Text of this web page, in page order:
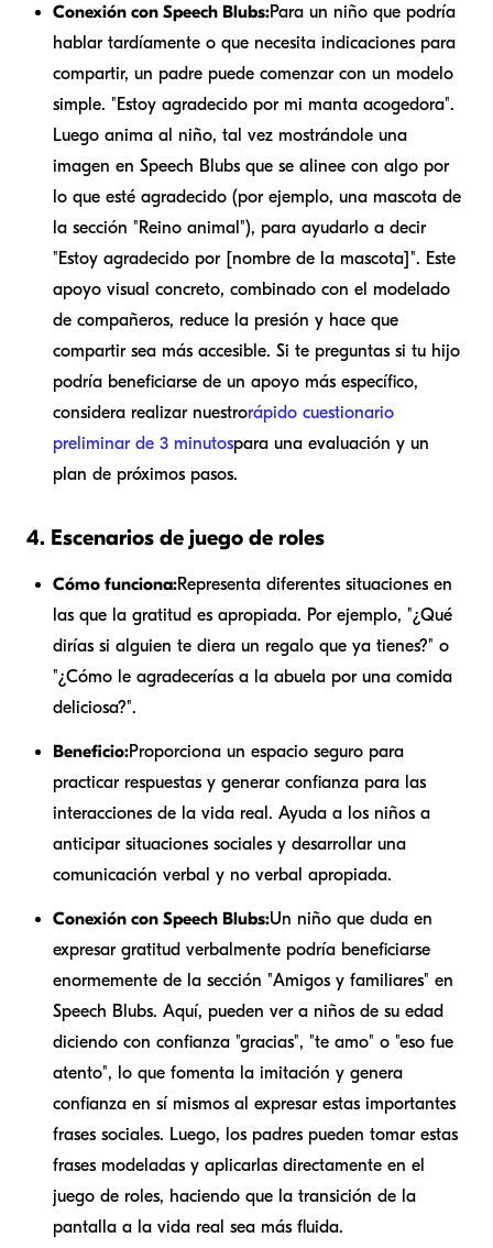
Conexión con Speech Blubs:Para un niño que podría
hablar tardíamente o que necesita indicaciones para
compartir, un padre puede comenzar con un modelo
simple. "Estoy agradecido por mi manta acogedora".
Luego anima al niño, tal vez mostrándole una
imagen en Speech Blubs que se alinee con algo por
lo que esté agradecido (por ejemplo, una mascota de
la sección "Reino animal"), para ayudarlo a decir
"Estoy agradecido por [nombre de la mascota]". Este
apoyo visual concreto, combinado con el modelado
de compañeros, reduce la presión y hace que
compartir sea más accesible. Si te preguntas si tu hijo
podría beneficiarse de un apoyo más específico,
considera realizar nuestrorápido cuestionario
preliminar de 3 minutospara una evaluación y un
plan de próximos pasos.
4. Escenarios de juego de roles
Cómo funciona:Representa diferentes situaciones en
las que la gratitud es apropiada. Por ejemplo, "¿Qué
dirías si alguien te diera un regalo que ya tienes?" o
"¿Cómo le agradecerías a la abuela por una comida
deliciosa?".
Beneficio:Proporciona un espacio seguro para
practicar respuestas y generar confianza para las
interacciones de la vida real. Ayuda a los niños a
anticipar situaciones sociales y desarrollar una
comunicación verbal y no verbal apropiada.
Conexión con Speech Blubs:Un niño que duda en
expresar gratitud verbalmente podría beneficiarse
enormemente de la sección "Amigos y familiares" en
Speech Blubs. Aquí, pueden ver a niños de su edad
diciendo con confianza "gracias", "te amo" o "eso fue
atento", lo que fomenta la imitación y genera
confianza en sí mismos al expresar estas importantes
frases sociales. Luego, los padres pueden tomar estas
frases modeladas y aplicarlas directamente en el
juego de roles, haciendo que la transición de la
pantalla a la vida real sea más fluida.